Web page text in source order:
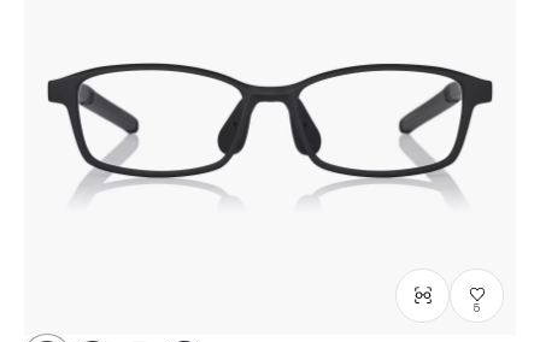
5